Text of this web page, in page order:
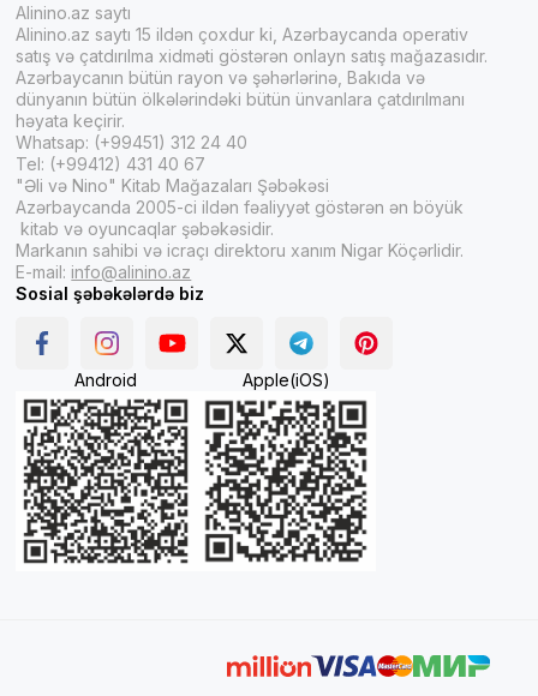
Alinino.az saytı
Alinino.az saytı 15 ildən çoxdur ki, Azərbaycanda operativ
satış və çatdırılma xidməti göstərən onlayn satış mağazasıdır.
Azərbaycanın bütün rayon və şəhərlərinə, Bakıda və
dünyanın bütün ölkələrindəki bütün ünvanlara çatdırılmanı
həyata keçirir.
Whatsap: (+99451) 312 24 40
Tel: (+99412) 431 40 67
"Əli və Nino" Kitab Mağazaları Şəbəkəsi
Azərbaycanda 2005-ci ildən fəaliyyət göstərən ən böyük
kitab və oyuncaqlar şəbəkəsidir.
Markanın sahibi və icraçı direktoru xanım Nigar Köçərlidir.
E-mail: info@alinino.az
Sosial şəbəkələrdə biz
Android Apple(iOS)